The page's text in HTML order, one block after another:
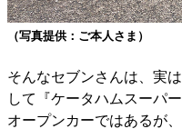
（写真提供：ご本人さま）
そんなセブンさんは、実
して『ケータハムスーパ
オープンカーではあるが